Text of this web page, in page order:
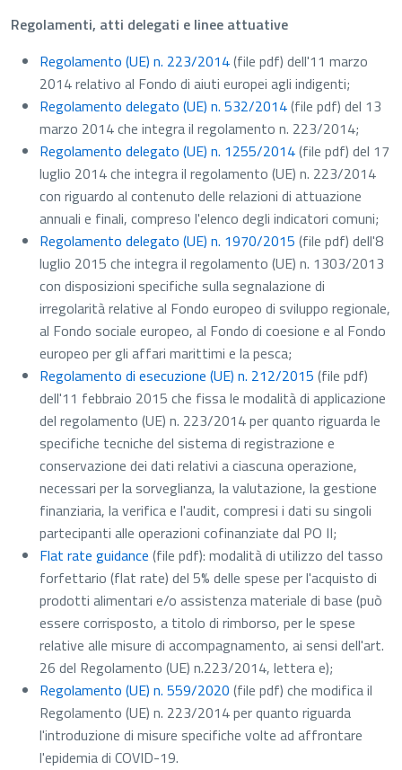
Regolamenti, atti delegati e linee attuative
Regolamento (UE) n. 223/2014(file pdf) dell'11 marzo
2014 relativo al Fondo di aiuti europei agli indigenti;
Regolamento delegato (UE) n. 532/2014(file pdf) del 13
marzo 2014 che integra il regolamento n. 223/2014;
Regolamento delegato (UE) n. 1255/2014(file pdf) del 17
luglio 2014 che integra il regolamento (UE) n. 223/2014
con riguardo al contenuto delle relazioni di attuazione
annuali e finali, compreso l'elenco degli indicatori comuni;
Regolamento delegato (UE) n. 1970/2015 (file pdf) dell'8
luglio 2015 che integra il regolamento (UE) n. 1303/2013
con disposizioni specifiche sulla segnalazione di
irregolarità relative al Fondo europeo di sviluppo regionale,
al Fondo sociale europeo, al Fondo di coesione e al Fondo
europeo per gli affari marittimi e la pesca;
Regolamento di esecuzione (UE) n. 212/2015 (file pdf)
dell'11 febbraio 2015 che fissa le modalità di applicazione
del regolamento (UE) n. 223/2014 per quanto riguarda le
specifiche tecniche del sistema di registrazione e
conservazione dei dati relativi a ciascuna operazione,
necessari per la sorveglianza, la valutazione, la gestione
finanziaria, la verifica e l'audit, compresi i dati su singoli
partecipanti alle operazioni cofinanziate dal PO II;
Flat rate guidance (file pdf): modalità di utilizzo del tasso
forfettario (flat rate) del 5% delle spese per l'acquisto di
prodotti alimentari e/o assistenza materiale di base (può
essere corrisposto, a titolo di rimborso, per le spese
relative alle misure di accompagnamento, ai sensi dell'art.
26 del Regolamento (UE) n.223/2014, lettera e);
Regolamento (UE) n. 559/2020 (file pdf) che modifica il
Regolamento (UE) n. 223/2014 per quanto riguarda
l'introduzione di misure specifiche volte ad affrontare
l'epidemia di COVID-19.